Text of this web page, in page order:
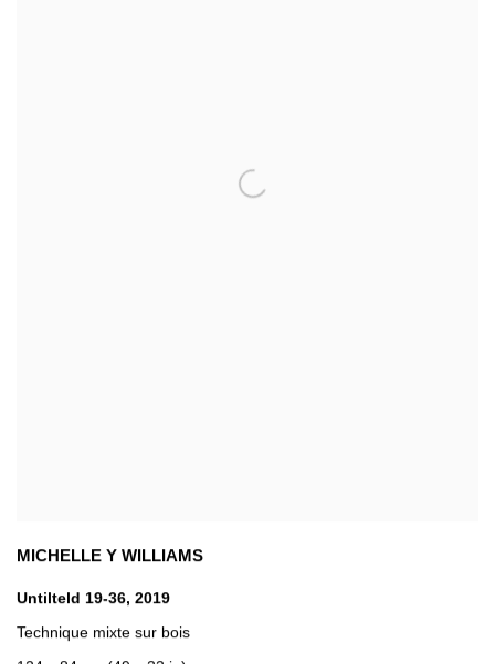
MICHELLE Y WILLIAMS
Untilteld 19-36, 2019
Technique mixte sur bois